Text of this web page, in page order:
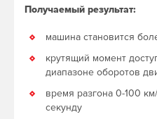
Получаемый результат:
машина становится
крутящий момент
диапазоне оборотов
время разгона 0-100
секунду